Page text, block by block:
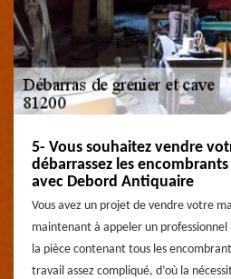
5- Vous souhaitez vendre
débarrassez les
avec Debord Antiquaire
Vous avez un projet de vendre votre
maintenant à appeler un
la pièce contenant tous les
travail assez compliqué, d’où la